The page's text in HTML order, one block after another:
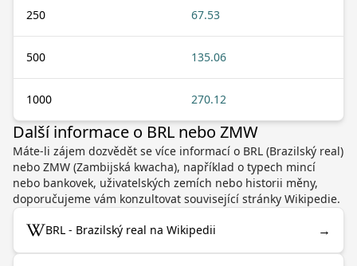
250 67.53
500 135.06
1000 270.12
Další informace o BRL nebo ZMW
Máte-li zájem dozvědět se více informací o BRL (Brazilský real)
nebo ZMW (Zambijská kwacha), například o typech mincí
nebo bankovek, uživatelských zemích nebo historii měny,
doporučujeme vám konzultovat související stránky Wikipedie.
BRL - Brazilský real na Wikipedii →